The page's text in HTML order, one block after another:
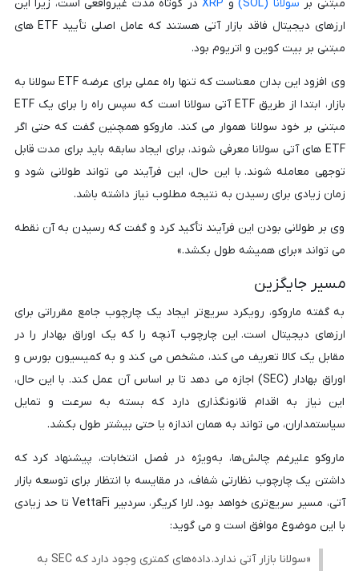
مبتنی بر سولانا (SOL) و XRP در کوتاه مدت غیرواقعی است، زیرا این
ارزهای دیجیتال فاقد بازار آتی هستند که عامل اصلی تأیید ETF های
مبتنی بر بیت کوین و اتریوم بود.
وی افزود این بدان معناست که تنها راه عملی برای عرضه ETF سولانا به
بازار، ابتدا از طریق ETF آتی سولانا است که سپس راه را برای یک ETF
مبتنی بر خود سولانا هموار می کند. ماروکو همچنین گفت که حتی اگر
ETF های آتی سولانا معرفی شوند، برای ایجاد سابقه باید برای مدت قابل
توجهی معامله شوند. با این حال، این فرآیند می تواند طولانی شود و
زمان زیادی برای رسیدن به نتیجه مطلوب نیاز داشته باشد.
وی بر طولانی بودن این فرآیند تأکید کرد و گفت که رسیدن به آن نقطه
می تواند «برای همیشه طول بکشد.»
مسیر جایگزین
به گفته ماروکو، رویکرد سریع‌تر ایجاد یک چارچوب جامع مقرراتی برای
ارزهای دیجیتال است. این چارچوب آنچه را که یک اوراق بهادار را در
مقابل یک کالا تعریف می کند، مشخص می کند و به کمیسیون بورس و
اوراق بهادار (SEC) اجازه می دهد تا بر اساس آن عمل کند. با این حال،
این نیاز به اقدام قانونگذاری دارد که بسته به سرعت و تمایل
سیاستمداران، می تواند به همان اندازه یا حتی بیشتر طول بکشد.
ماروکو علیرغم چالش‌ها، به‌ویژه در فصل انتخابات، پیشنهاد کرد که
داشتن یک چارچوب نظارتی شفاف، در مقایسه با انتظار برای توسعه بازار
آتی، مسیر سریع‌تری خواهد بود. لارا کریگر، سردبیر VettaFi تا حد زیادی
با این موضوع موافق است و می گوید:
«سولانا بازار آتی ندارد. داده‌های کمتری وجود دارد که SEC به